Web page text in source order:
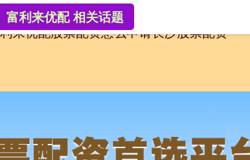
来优配股票配资怎么申请长沙股票配资
富利来优配 相关话题